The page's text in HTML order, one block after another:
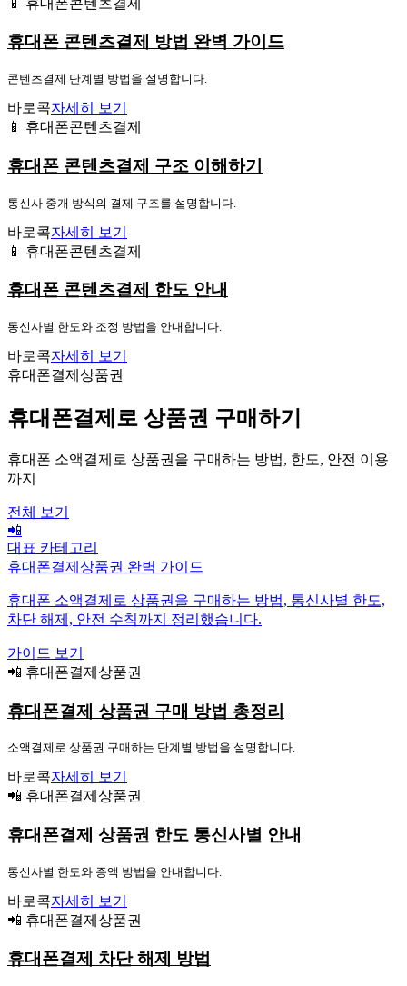
휴대폰 콘텐츠결제 방법 완벽 가이드
콘텐츠결제 단계별 방법을 설명합니다.
바로콕자세히 보기
📱 휴대폰콘텐츠결제
휴대폰 콘텐츠결제 구조 이해하기
통신사 중개 방식의 결제 구조를 설명합니다.
바로콕자세히 보기
📱 휴대폰콘텐츠결제
휴대폰 콘텐츠결제 한도 안내
통신사별 한도와 조정 방법을 안내합니다.
바로콕자세히 보기
휴대폰결제상품권
휴대폰결제로 상품권 구매하기
휴대폰 소액결제로 상품권을 구매하는 방법, 한도, 안전 이용
까지
전체 보기
📲
대표 카테고리
휴대폰결제상품권 완벽 가이드
휴대폰 소액결제로 상품권을 구매하는 방법, 통신사별 한도,
차단 해제, 안전 수칙까지 정리했습니다.
가이드 보기
📲 휴대폰결제상품권
휴대폰결제 상품권 구매 방법 총정리
소액결제로 상품권 구매하는 단계별 방법을 설명합니다.
바로콕자세히 보기
📲 휴대폰결제상품권
휴대폰결제 상품권 한도 통신사별 안내
통신사별 한도와 증액 방법을 안내합니다.
바로콕자세히 보기
📲 휴대폰결제상품권
휴대폰결제 차단 해제 방법